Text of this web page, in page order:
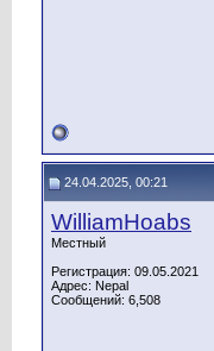
24.04.2025, 00:21
WilliamHoabs
Местный
Регистрация: 09.05.2021
Адрес: Nepal
Сообщений: 6,508